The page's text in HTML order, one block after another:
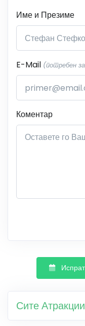
Име и Презиме
E-Mail (потребен
Коментар
Сите Атракции